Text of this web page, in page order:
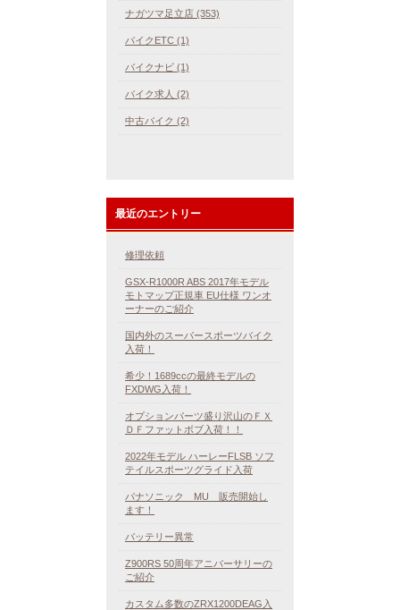
ナガツマ足立店 (353)
バイクETC (1)
バイクナビ (1)
バイク求人 (2)
中古バイク (2)
最近のエントリー
修理依頼
GSX-R1000R ABS 2017年モデル
モトマップ正規車 EU仕様 ワンオ
ーナーのご紹介
国内外のスーパースポーツバイク
入荷！
希少！1689ccの最終モデルの
FXDWG入荷！
オプションパーツ盛り沢山のＦＸ
ＤＦファットボブ入荷！！
2022年モデル ハーレーFLSB ソフ
テイルスポーツグライド入荷
パナソニック MU 販売開始し
ます！
バッテリー異常
Z900RS 50周年アニバーサリーの
ご紹介
カスタム多数のZRX1200DEAG入